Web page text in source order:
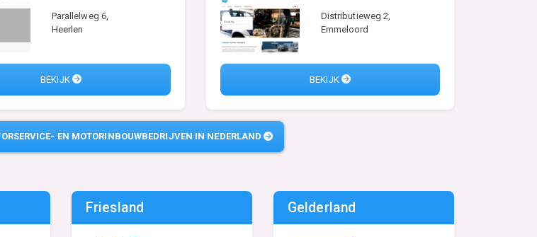
Parallelweg 6,
Heerlen
BEKIJK
Distributieweg 2,
Emmeloord
BEKIJK
EN MOTORINBOUWBEDRIJVEN IN NEDERLAND
Friesland Gelderland